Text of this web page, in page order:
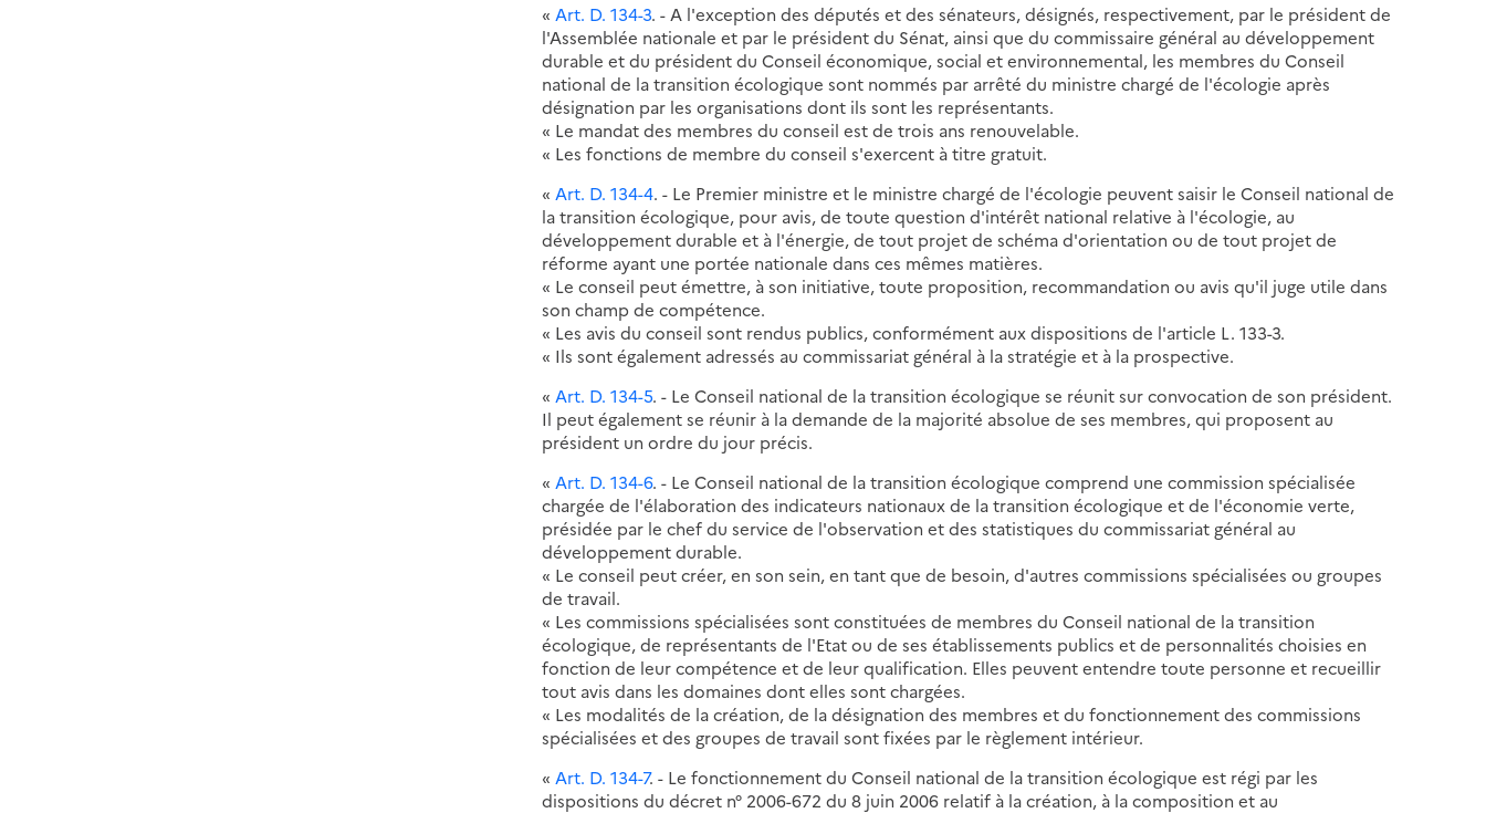
« Art. D. 134-3. - A l'exception des députés et des sénateurs, désignés, respectivement, par le président de
l'Assemblée nationale et par le président du Sénat, ainsi que du commissaire général au développement
durable et du président du Conseil économique, social et environnemental, les membres du Conseil
national de la transition écologique sont nommés par arrêté du ministre chargé de l'écologie après
désignation par les organisations dont ils sont les représentants.
« Le mandat des membres du conseil est de trois ans renouvelable.
« Les fonctions de membre du conseil s'exercent à titre gratuit.
« Art. D. 134-4. - Le Premier ministre et le ministre chargé de l'écologie peuvent saisir le Conseil national de
la transition écologique, pour avis, de toute question d'intérêt national relative à l'écologie, au
développement durable et à l'énergie, de tout projet de schéma d'orientation ou de tout projet de
réforme ayant une portée nationale dans ces mêmes matières.
« Le conseil peut émettre, à son initiative, toute proposition, recommandation ou avis qu'il juge utile dans
son champ de compétence.
« Les avis du conseil sont rendus publics, conformément aux dispositions de l'article L. 133-3.
« Ils sont également adressés au commissariat général à la stratégie et à la prospective.
« Art. D. 134-5. - Le Conseil national de la transition écologique se réunit sur convocation de son président.
Il peut également se réunir à la demande de la majorité absolue de ses membres, qui proposent au
président un ordre du jour précis.
« Art. D. 134-6. - Le Conseil national de la transition écologique comprend une commission spécialisée
chargée de l'élaboration des indicateurs nationaux de la transition écologique et de l'économie verte,
présidée par le chef du service de l'observation et des statistiques du commissariat général au
développement durable.
« Le conseil peut créer, en son sein, en tant que de besoin, d'autres commissions spécialisées ou groupes
de travail.
« Les commissions spécialisées sont constituées de membres du Conseil national de la transition
écologique, de représentants de l'Etat ou de ses établissements publics et de personnalités choisies en
fonction de leur compétence et de leur qualification. Elles peuvent entendre toute personne et recueillir
tout avis dans les domaines dont elles sont chargées.
« Les modalités de la création, de la désignation des membres et du fonctionnement des commissions
spécialisées et des groupes de travail sont fixées par le règlement intérieur.
« Art. D. 134-7. - Le fonctionnement du Conseil national de la transition écologique est régi par les
dispositions du décret n° 2006-672 du 8 juin 2006 relatif à la création, à la composition et au